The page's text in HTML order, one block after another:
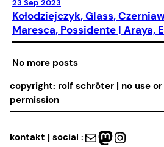
23 Sep 2023
Kołodziejczyk, Glass,
Maresca, Possidente | Araya,
No more posts
copyright: rolf schröter | no use
permission
kontakt | social : Mail Mastodon Instagram